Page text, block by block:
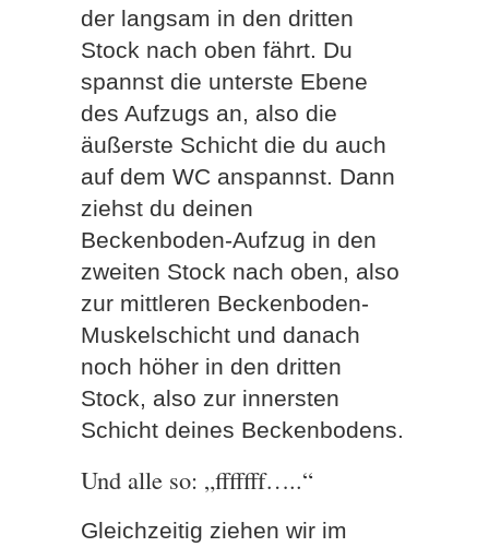
der langsam in den dritten
Stock nach oben fährt. Du
spannst die unterste Ebene
des Aufzugs an, also die
äußerste Schicht die du auch
auf dem WC anspannst. Dann
ziehst du deinen
Beckenboden-Aufzug in den
zweiten Stock nach oben, also
zur mittleren Beckenboden-
Muskelschicht und danach
noch höher in den dritten
Stock, also zur innersten
Schicht deines Beckenbodens.
Und alle so: „fffffff…..“
Gleichzeitig ziehen wir im